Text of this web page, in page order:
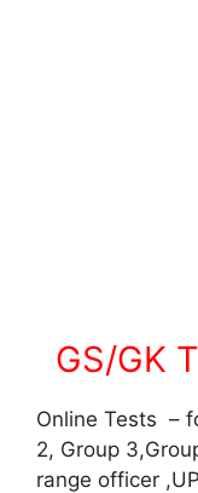
GS/GK
Online Tests –
2, Group
range officer